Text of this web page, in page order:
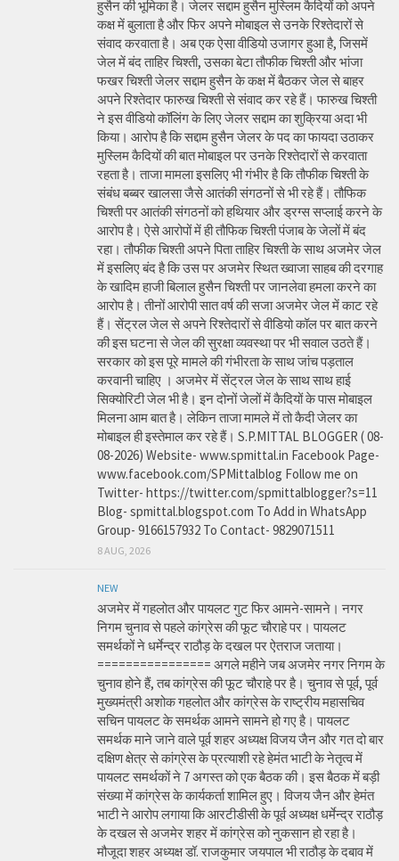
हुसैन की भूमिका है। जेलर सद्दाम हुसैन मुस्लिम कैदियों को अपने
कक्ष में बुलाता है और फिर अपने मोबाइल से उनके रिश्तेदारों से
संवाद करवाता है। अब एक ऐसा वीडियो उजागर हुआ है, जिसमें
जेल में बंद ताहिर चिश्ती, उसका बेटा तौफीक चिश्ती और भांजा
फखर चिश्ती जेलर सद्दाम हुसैन के कक्ष में बैठकर जेल से बाहर
अपने रिश्तेदार फारुख चिश्ती से संवाद कर रहे हैं। फारुख चिश्ती
ने इस वीडियो कॉलिंग के लिए जेलर सद्दाम का शुक्रिया अदा भी
किया। आरोप है कि सद्दाम हुसैन जेलर के पद का फायदा उठाकर
मुस्लिम कैदियों की बात मोबाइल पर उनके रिश्तेदारों से करवाता
रहता है। ताजा मामला इसलिए भी गंभीर है कि तौफीक चिश्ती के
संबंध बब्बर खालसा जैसे आतंकी संगठनों से भी रहे हैं। तौफिक
चिश्ती पर आतंकी संगठनों को हथियार और ड्रग्स सप्लाई करने के
आरोप है। ऐसे आरोपों में ही तौफिक चिश्ती पंजाब के जेलों में बंद
रहा। तौफीक चिश्ती अपने पिता ताहिर चिश्ती के साथ अजमेर जेल
में इसलिए बंद है कि उस पर अजमेर स्थित ख्वाजा साहब की दरगाह
के खादिम हाजी बिलाल हुसैन चिश्ती पर जानलेवा हमला करने का
आरोप है। तीनों आरोपी सात वर्ष की सजा अजमेर जेल में काट रहे
हैं। सेंट्रल जेल से अपने रिश्तेदारों से वीडियो कॉल पर बात करने
की इस घटना से जेल की सुरक्षा व्यवस्था पर भी सवाल उठते हैं।
सरकार को इस पूरे मामले की गंभीरता के साथ जांच पड़ताल
करवानी चाहिए । अजमेर में सेंट्रल जेल के साथ साथ हाई
सिक्योरिटी जेल भी है। इन दोनों जेलों में कैदियों के पास मोबाइल
मिलना आम बात है। लेकिन ताजा मामले में तो कैदी जेलर का
मोबाइल ही इस्तेमाल कर रहे हैं। S.P.MITTAL BLOGGER ( 08-
08-2026) Website- www.spmittal.in Facebook Page-
www.facebook.com/SPMittalblog Follow me on
Twitter- https://twitter.com/spmittalblogger?s=11
Blog- spmittal.blogspot.com To Add in WhatsApp
Group- 9166157932 To Contact- 9829071511
8 AUG, 2026
NEW
अजमेर में गहलोत और पायलट गुट फिर आमने-सामने। नगर
निगम चुनाव से पहले कांग्रेस की फूट चौराहे पर। पायलट
समर्थकों ने धर्मेन्द्र राठौड़ के दखल पर ऐतराज जताया।
================ अगले महीने जब अजमेर नगर निगम के
चुनाव होने हैं, तब कांग्रेस की फूट चौराहे पर है। चुनाव से पूर्व, पूर्व
मुख्यमंत्री अशोक गहलोत और कांग्रेस के राष्ट्रीय महासचिव
सचिन पायलट के समर्थक आमने सामने हो गए है। पायलट
समर्थक माने जाने वाले पूर्व शहर अध्यक्ष विजय जैन और गत दो बार
दक्षिण क्षेत्र से कांग्रेस के प्रत्याशी रहे हेमंत भाटी के नेतृत्व में
पायलट समर्थकों ने 7 अगस्त को एक बैठक की। इस बैठक में बड़ी
संख्या में कांग्रेस के कार्यकर्ता शामिल हुए। विजय जैन और हेमंत
भाटी ने आरोप लगाया कि आरटीडीसी के पूर्व अध्यक्ष धर्मेन्द्र राठौड़
के दखल से अजमेर शहर में कांग्रेस को नुकसान हो रहा है।
मौजूदा शहर अध्यक्ष डॉ. राजकुमार जयपाल भी राठौड़ के दबाव में